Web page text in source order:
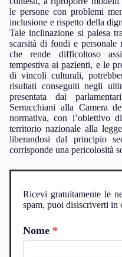
le persone con problemi
inclusione e rispetto della
Tale inclinazione si palesa
scarsità di fondi e
che rende difficoltoso
tempestiva ai pazienti, e le
di vincoli culturali,
risultati conseguiti negli
presentata dai
Serracchiani alla Camera
normativa, con l’obiettivo
territorio nazionale alla
liberandosi dal principio
corrisponde una pericolosità
Ricevi gratuitamente le
spam, puoi disiscriverti in
Nome